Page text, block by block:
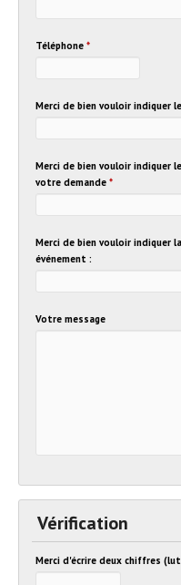
Téléphone *
Merci de bien vouloir indiquer
Merci de bien vouloir indiquer
votre demande *
Merci de bien vouloir indiquer
événement :
Votre message
Vérification
Merci d'écrire deux chiffres